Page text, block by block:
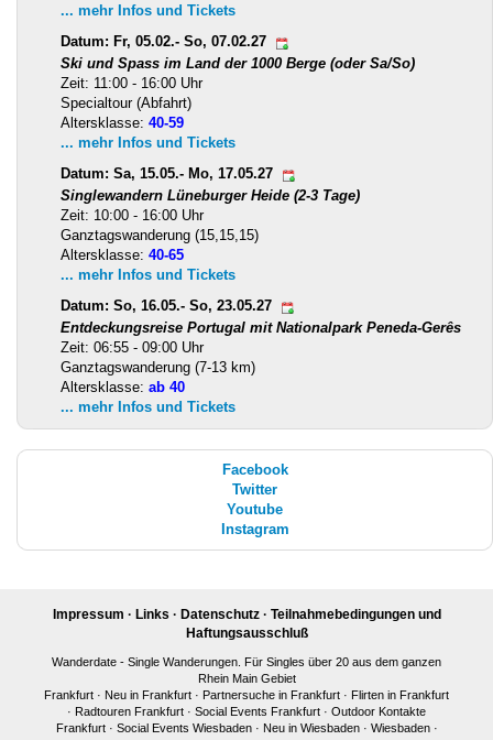
... mehr Infos und Tickets
Datum: Fr, 05.02.- So, 07.02.27
Ski und Spass im Land der 1000 Berge (oder Sa/So)
Zeit: 11:00 - 16:00 Uhr
Specialtour (Abfahrt)
Altersklasse: 40-59
... mehr Infos und Tickets
Datum: Sa, 15.05.- Mo, 17.05.27
Singlewandern Lüneburger Heide (2-3 Tage)
Zeit: 10:00 - 16:00 Uhr
Ganztagswanderung (15,15,15)
Altersklasse: 40-65
... mehr Infos und Tickets
Datum: So, 16.05.- So, 23.05.27
Entdeckungsreise Portugal mit Nationalpark Peneda-Gerês
Zeit: 06:55 - 09:00 Uhr
Ganztagswanderung (7-13 km)
Altersklasse: ab 40
... mehr Infos und Tickets
Facebook
Twitter
Youtube
Instagram
Impressum · Links · Datenschutz· Teilnahmebedingungen und
Haftungsausschluß
Wanderdate - Single Wanderungen. Für Singles über 20 aus dem ganzen
Rhein Main Gebiet
Frankfurt · Neu in Frankfurt · Partnersuche in Frankfurt · Flirten in Frankfurt
· Radtouren Frankfurt · Social Events Frankfurt · Outdoor Kontakte
Frankfurt· Social Events Wiesbaden· Neu in Wiesbaden· Wiesbaden·